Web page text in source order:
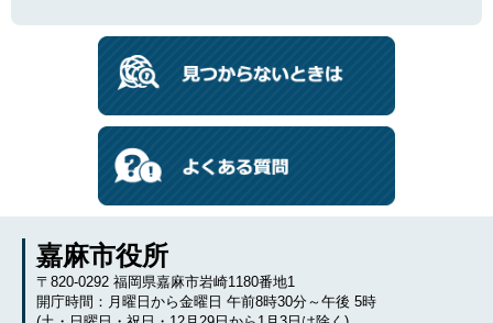
嘉麻市役所
〒820-0292 福岡県嘉麻市岩崎1180番地1
開庁時間：月曜日から金曜日 午前8時30分～午後 5時